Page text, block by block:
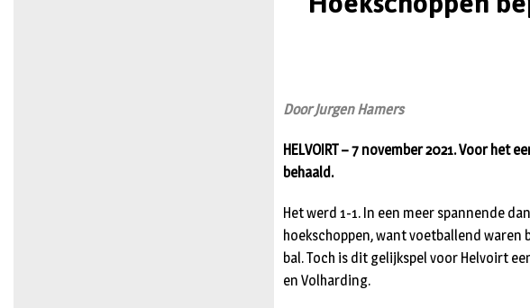
Door Jurgen Hamers
HELVOIRT – 7 november 2021. Voor
behaald.
Het werd 1-1. In een meer spannende
hoekschoppen, want voetballend waren
bal. Toch is dit gelijkspel voor Helvoirt
en Volharding.